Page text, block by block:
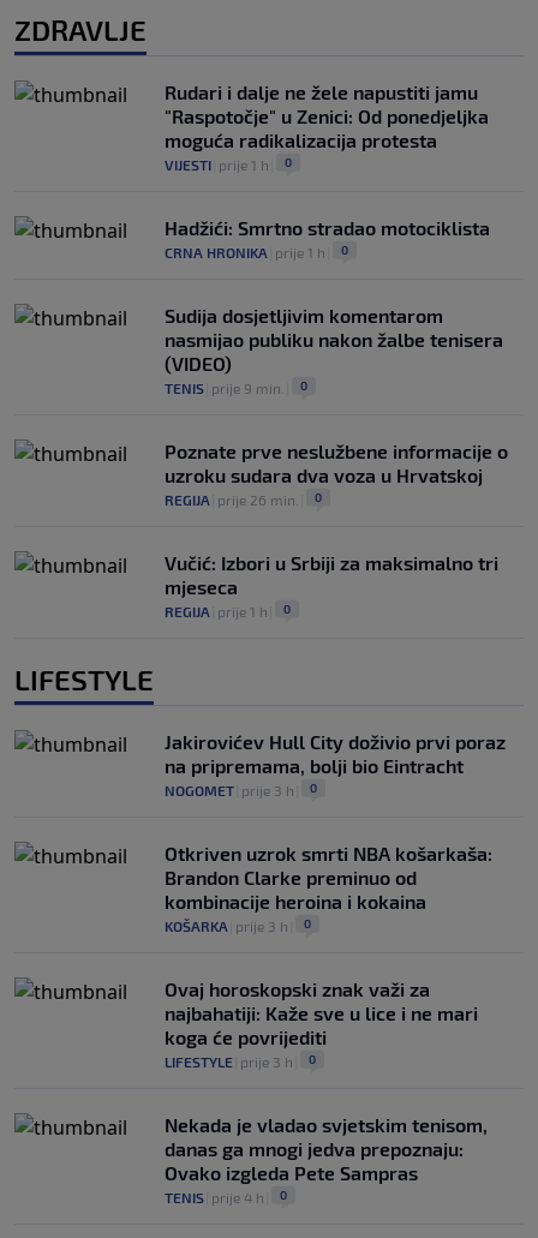
ZDRAVLJE
Rudari i dalje ne žele napustiti jamu
"Raspotočje" u Zenici: Od ponedjeljka
moguća radikalizacija protesta
VIJESTI prije 1 h 0
Hadžići: Smrtno stradao motociklista
CRNA HRONIKA prije 1 h 0
Sudija dosjetljivim komentarom
nasmijao publiku nakon žalbe tenisera
(VIDEO)
TENIS prije 9 min. 0
Poznate prve neslužbene informacije o
uzroku sudara dva voza u Hrvatskoj
REGIJA prije 26 min. 0
Vučić: Izbori u Srbiji za maksimalno tri
mjeseca
REGIJA prije 1 h 0
LIFESTYLE
Jakirovićev Hull City doživio prvi poraz
na pripremama, bolji bio Eintracht
NOGOMET prije 3 h 0
Otkriven uzrok smrti NBA košarkaša:
Brandon Clarke preminuo od
kombinacije heroina i kokaina
KOŠARKA prije 3 h 0
Ovaj horoskopski znak važi za
najbahatiji: Kaže sve u lice i ne mari
koga će povrijediti
LIFESTYLE prije 3 h 0
Nekada je vladao svjetskim tenisom,
danas ga mnogi jedva prepoznaju:
Ovako izgleda Pete Sampras
TENIS prije 4 h 0